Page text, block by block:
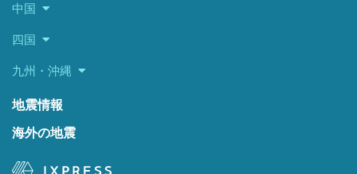
中国
四国
九州・沖縄
地震情報
海外の地震